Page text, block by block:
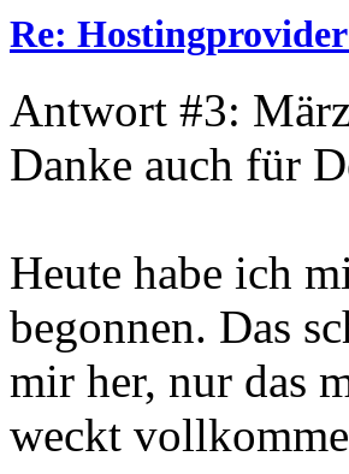
Re:
Antwort #3:
Danke auch für
Heute habe ich
begonnen. Das
mir her, nur das
weckt